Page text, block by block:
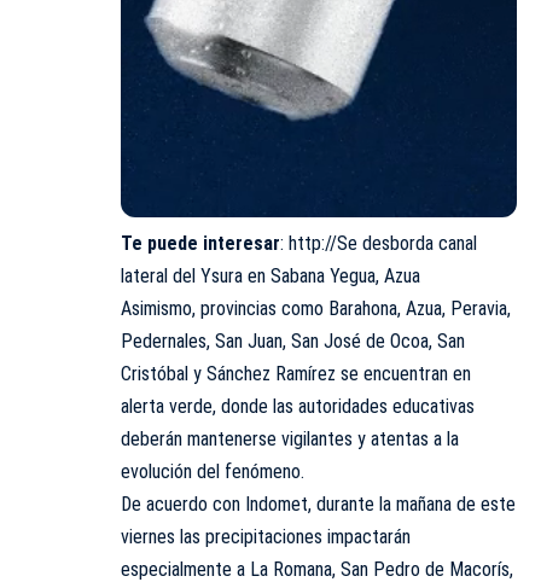
Te puede interesar: http://Se desborda canal
lateral del Ysura en Sabana Yegua, Azua
Asimismo, provincias como Barahona, Azua, Peravia,
Pedernales, San Juan, San José de Ocoa, San
Cristóbal y Sánchez Ramírez se encuentran en
alerta verde, donde las autoridades educativas
deberán mantenerse vigilantes y atentas a la
evolución del fenómeno.
De acuerdo con Indomet, durante la mañana de este
viernes las precipitaciones impactarán
especialmente a La Romana, San Pedro de Macorís,